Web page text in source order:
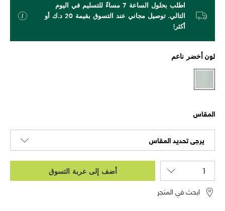
اطلب بحلول الساعة 7 مساءً للتسليم في اليوم
التالي. توصيل مجاني عند التسوق بقيمة 20 د.ك أو
أكثر!
لون أخضر ناعم
المقاس
يرجى تحديد المقاس
أضف إلى عربة التسوق
ابحث في المتجر